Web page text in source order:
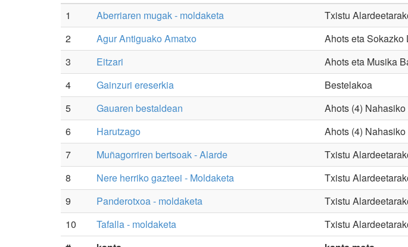
1
Aberriaren mugak - moldaketa Txistu
2
Agur Antiguako Amatxo Ahots eta Sokazko
3
Eitzari Ahots eta Musika
4
Gainzuri ereserkia Bestelakoa
5
Gauaren bestaldean Ahots (4)
6
Harutzago Ahots (4)
7
Muñagorriren bertsoak - Alarde Txistu
8
Nere herriko gazteei - Moldaketa Txistu
9
Panderotxoa - moldaketa Txistu
10
Tafalla - moldaketa Txistu